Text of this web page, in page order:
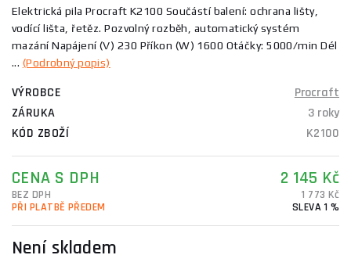
Elektrická pila Procraft K2100 Součástí balení: ochrana lišty,
vodící lišta, řetěz. Pozvolný rozběh, automatický systém
mazání Napájení (V) 230 Příkon (W) 1600 Otáčky: 5000/min Dél
... (Podrobný popis)
VÝROBCE
Procraft
ZÁRUKA
3 roky
KÓD ZBOŽÍ
K2100
CENA S DPH 2 145 Kč
BEZ DPH
1 773 Kč
PŘI PLATBĚ PŘEDEM
SLEVA 1 %
Není skladem